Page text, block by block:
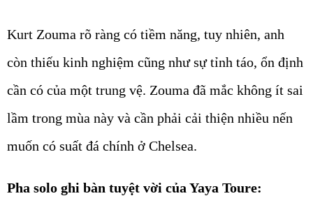
Kurt Zouma rõ ràng có tiềm năng, tuy nhiên, anh
còn thiếu kinh nghiệm cũng như sự tỉnh táo, ổn định
cần có của một trung vệ. Zouma đã mắc không ít sai
lầm trong mùa này và cần phải cải thiện nhiều nến
muốn có suất đá chính ở Chelsea.
Pha solo ghi bàn tuyệt vời của Yaya Toure: